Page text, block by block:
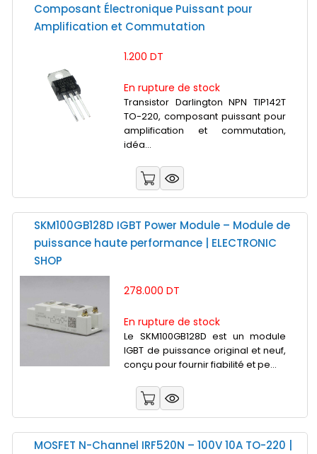
Composant Électronique Puissant pour
Amplification et Commutation
1.200 DT
En rupture de stock
Transistor Darlington NPN TIP142T
TO-220, composant puissant pour
amplification et commutation,
idéa...
SKM100GB128D IGBT Power Module – Module de
puissance haute performance | ELECTRONIC
SHOP
278.000 DT
En rupture de stock
Le SKM100GB128D est un module
IGBT de puissance original et neuf,
conçu pour fournir fiabilité et pe...
MOSFET N-Channel IRF520N – 100V 10A TO-220 |